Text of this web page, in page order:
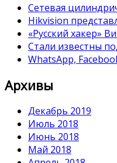
Сетевая
Hikvision
«Русский хакер»
Стали известны
WhatsApp,
Архивы
Декабрь 2019
Июль 2018
Июнь 2018
Май 2018